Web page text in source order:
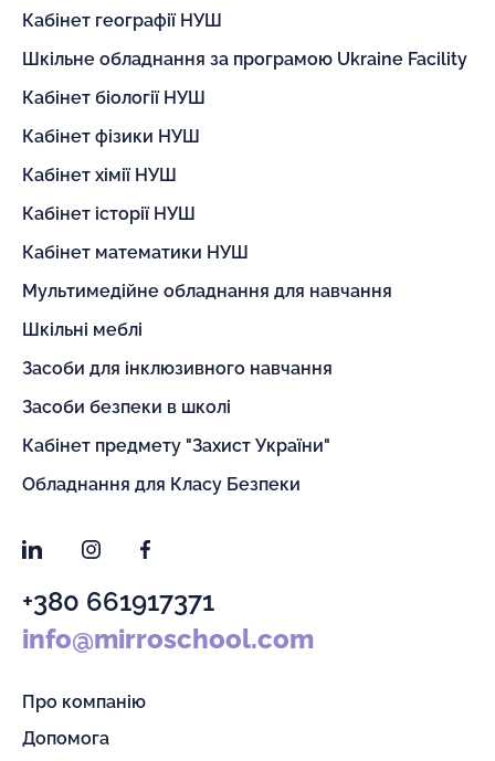
Кабінет географії НУШ
Шкільне обладнання за програмою Ukraine Facility
Кабінет біології НУШ
Кабінет фізики НУШ
Кабінет хімії НУШ
Кабінет історії НУШ
Кабінет математики НУШ
Мультимедійне обладнання для навчання
Шкільні меблі
Засоби для інклюзивного навчання
Засоби безпеки в школі
Кабінет предмету "Захист України"
Обладнання для Класу Безпеки
LinkedInInstagramFacebook
+380 661917371
info@mirroschool.com
Про компанію
Допомога